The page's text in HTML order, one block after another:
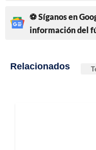
⚽ Síganos en
información del
Relacionados